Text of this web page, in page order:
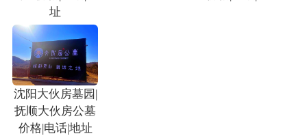
址
沈阳大伙房墓园|
抚顺大伙房公墓
价格|电话|地址